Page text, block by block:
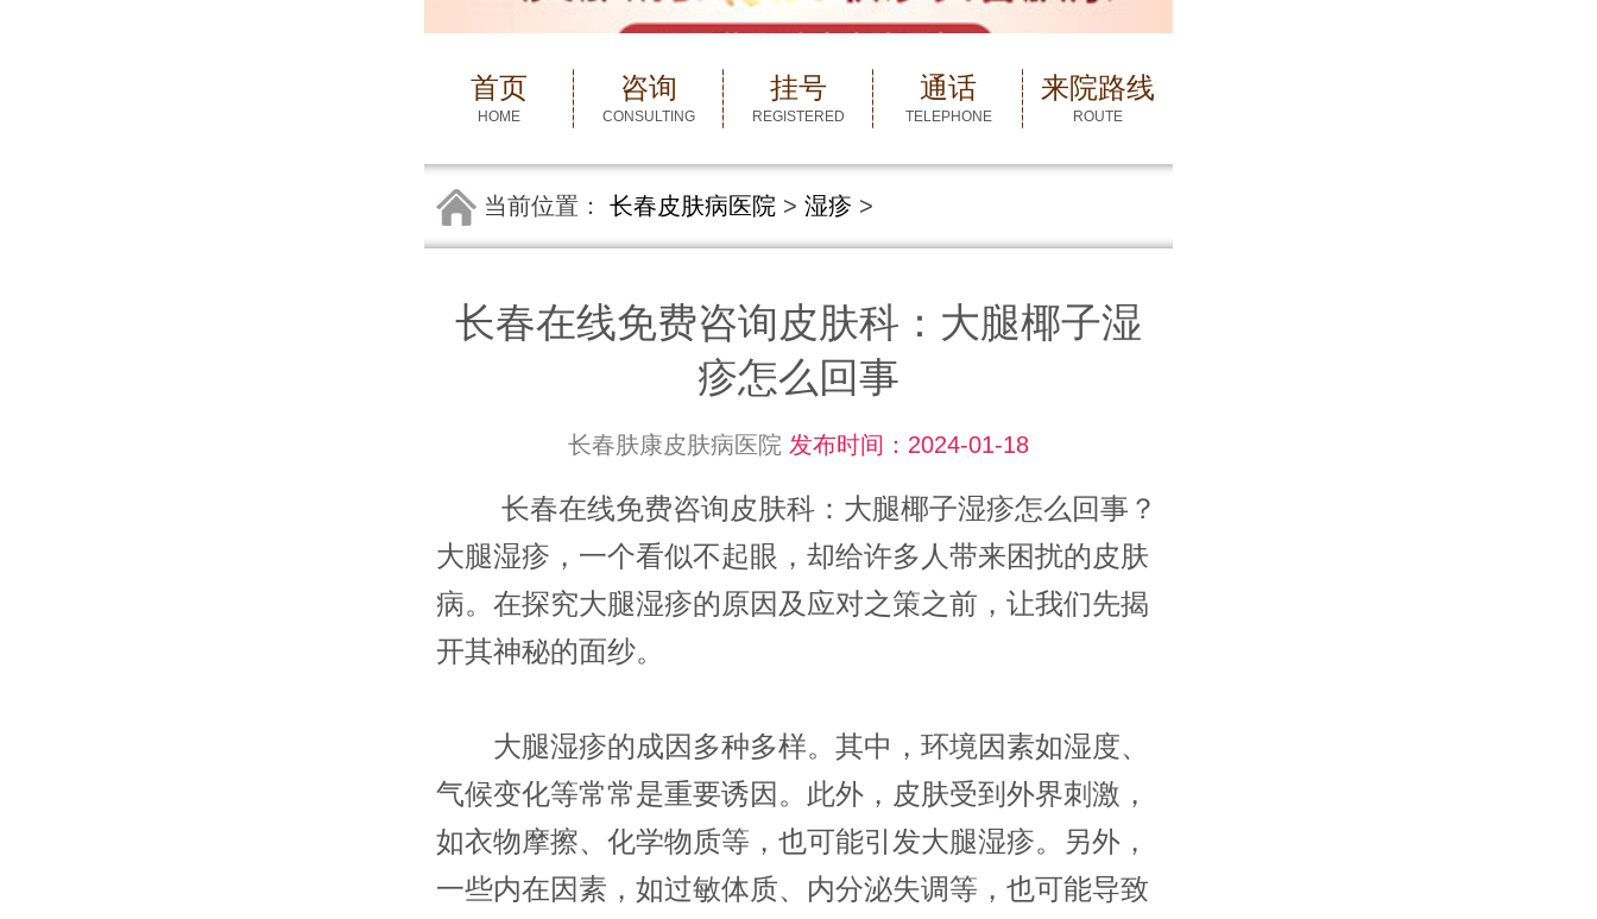
首页
HOME
咨询
CONSULTING
挂号
REGISTERED
通话
TELEPHONE
来院路线
ROUTE
当前位置： 长春皮肤病医院 > 湿疹 >
长春在线免费咨询皮肤科：大腿椰子湿
疹怎么回事
长春肤康皮肤病医院 发布时间：2024-01-18
长春在线免费咨询皮肤科：大腿椰子湿疹怎么回事？
大腿湿疹，一个看似不起眼，却给许多人带来困扰的皮肤
病。在探究大腿湿疹的原因及应对之策之前，让我们先揭
开其神秘的面纱。
大腿湿疹的成因多种多样。其中，环境因素如湿度、
气候变化等常常是重要诱因。此外，皮肤受到外界刺激，
如衣物摩擦、化学物质等，也可能引发大腿湿疹。另外，
一些内在因素，如过敏体质、内分泌失调等，也可能导致